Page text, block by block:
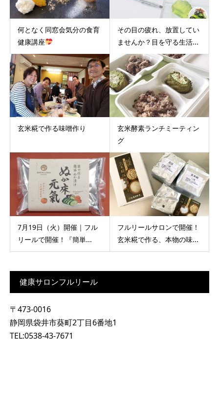
何となく同窓会気分の食育
健康講座
その目の疲れ、放置してい
ませんか？目を守る生活...
玄米糀で作る味噌作り
玄米酵素ランチミーティン
グ
7月19日（火）開催｜フル
リールで開催！『簡単...
フルリールサロンで開催！
玄米糀で作る、本物の味...
健康サロンフルリール
〒473-0016
静岡県袋井市葵町2丁目6番地1
TEL:0538-43-7671